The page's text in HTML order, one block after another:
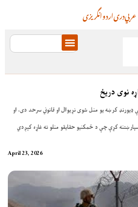
انگریزیاردودریعربي
نوی دریځ
کرښه یو منل شوی نړیوال او قانوني سرحد دی، او
کړې چې د ځمکنیو حقایقو منلو ته غاړه کېږدي
April 23, 2026